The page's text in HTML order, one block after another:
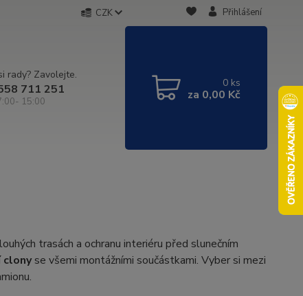
CZK Přihlášení
rady? Zavolejte.
711 251
15:00
0 ks
za 0,00 Kč
trasách a ochranu interiéru před slunečním
clonyse všemi montážními součástkami. Vyber si mezi